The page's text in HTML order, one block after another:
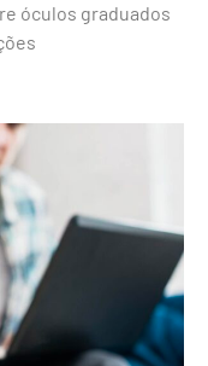
óculos graduados